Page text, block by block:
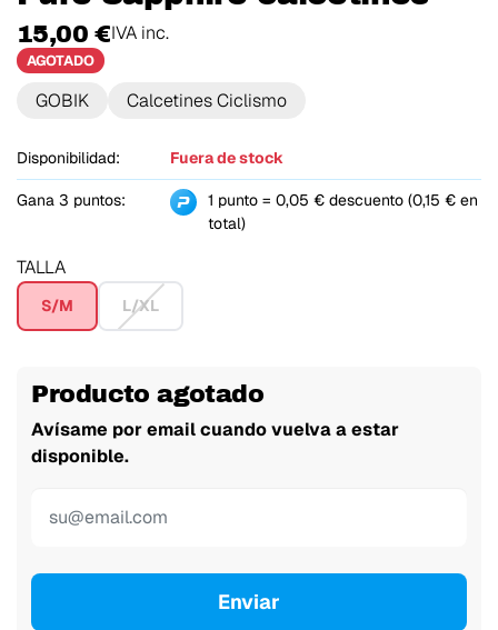
15,00 €IVA inc.
AGOTADO
GOBIK Calcetines Ciclismo
Disponibilidad: Fuera de stock
Gana 3 puntos:
1 punto = 0,05 € descuento (0,15 € en
total)
TALLA
S/M L/XL
Producto agotado
Avísame por email cuando vuelva a estar
disponible.
Enviar